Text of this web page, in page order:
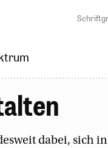
dabei, sich in